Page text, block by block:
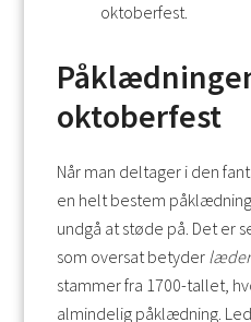
oktoberfest.
oktoberfest
Når man deltager i den
en helt bestem
undgå at støde på. Det er
som oversat betyder
stammer fra 1700-tallet,
almindelig påklædning.